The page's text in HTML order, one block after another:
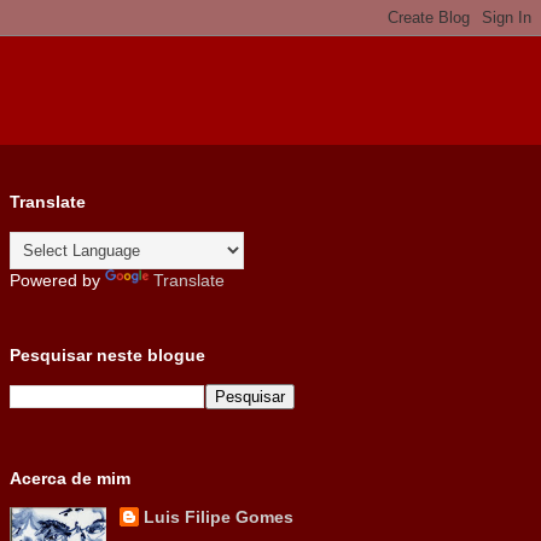
Translate
Powered by Translate
Pesquisar neste blogue
Acerca de mim
Luis Filipe Gomes